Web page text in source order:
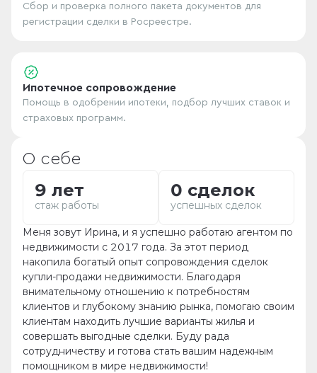
Сбор и проверка полного пакета документов для
регистрации сделки в Росреестре.
Ипотечное сопровождение
Помощь в одобрении ипотеки, подбор лучших ставок и
страховых программ.
О себе
стаж работы
9 лет
успешных сделок
0 сделок
Меня зовут Ирина, и я успешно работаю агентом по
недвижимости с 2017 года. За этот период
накопила богатый опыт сопровождения сделок
купли-продажи недвижимости. Благодаря
внимательному отношению к потребностям
клиентов и глубокому знанию рынка, помогаю своим
клиентам находить лучшие варианты жилья и
совершать выгодные сделки. Буду рада
сотрудничеству и готова стать вашим надежным
помощником в мире недвижимости!